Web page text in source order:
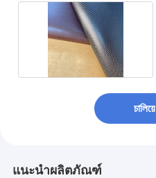
চালিয়ে
แนะนำผลิตภัณฑ์